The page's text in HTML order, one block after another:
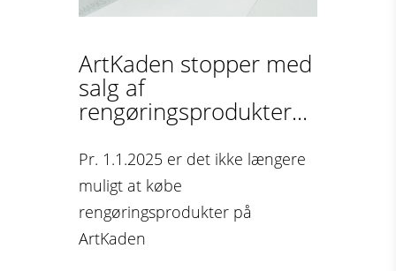
ArtKaden stopper med
salg af
rengøringsprodukter...
Pr. 1.1.2025 er det ikke længere
muligt at købe
rengøringsprodukter på
ArtKaden